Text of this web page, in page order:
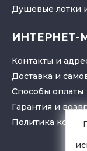
Душевые лотки
ИНТЕРНЕТ-
Контакты и
Доставка и
Способы оплаты
Гарантия и
Политика